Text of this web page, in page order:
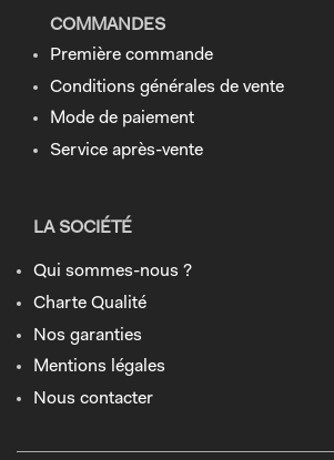
COMMANDES
Première commande
Conditions générales de vente
Mode de paiement
Service après-vente
LA SOCIÉTÉ
Qui sommes-nous ?
Charte Qualité
Nos garanties
Mentions légales
Nous contacter